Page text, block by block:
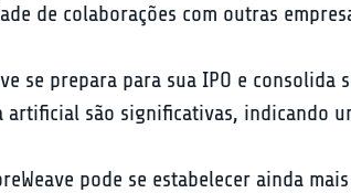
de colaborações com outras
se prepara para sua IPO e
são significativas, indicando
pode se estabelecer ainda